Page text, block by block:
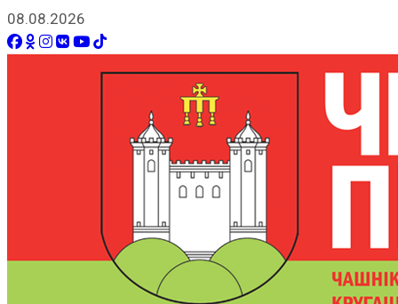
08.08.2026